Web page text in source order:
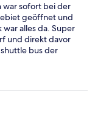
war sofort bei der
geöffnet und
alles da. Super
und direkt davor
bus der
nach key west in
sich auf jeden